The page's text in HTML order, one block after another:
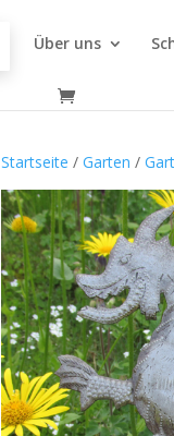
Über uns
Startseite /Garten /